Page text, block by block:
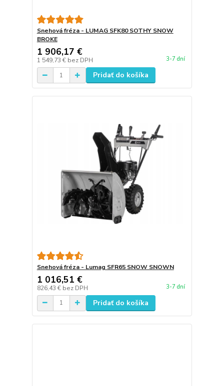
Snehová fréza - LUMAG SFK80 SOTHY SNOW
BROKE
1 906,17 €
1 549,73 € bez DPH 3-7 dní
Pridať do košíka
Snehová fréza - Lumag SFR65 SNOW SNOWN
1 016,51 €
826,43 € bez DPH 3-7 dní
Pridať do košíka